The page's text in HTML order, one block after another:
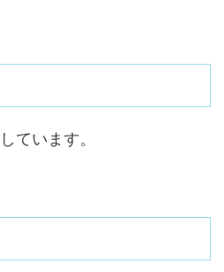
ています。